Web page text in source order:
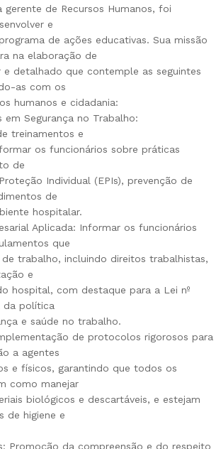
gerente de Recursos Humanos, foi
e
de ações educativas. Sua missão
na elaboração de
detalhado que contemple as seguintes
as com os
humanos e cidadania:
em Segurança no Trabalho:
treinamentos e
os funcionários sobre práticas
de
Individual (EPIs), prevenção de
de
hospitalar.
Aplicada: Informar os funcionários
que
trabalho, incluindo direitos trabalhistas,
e
hospital, com destaque para a Lei nº
da política
e saúde no trabalho.
de protocolos rigorosos para
a agentes
e físicos, garantindo que todos os
como manejar
biológicos e descartáveis, e estejam
de higiene e
Promoção da compreensão e do respeito